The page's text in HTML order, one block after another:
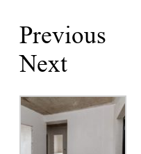
Previous
Next